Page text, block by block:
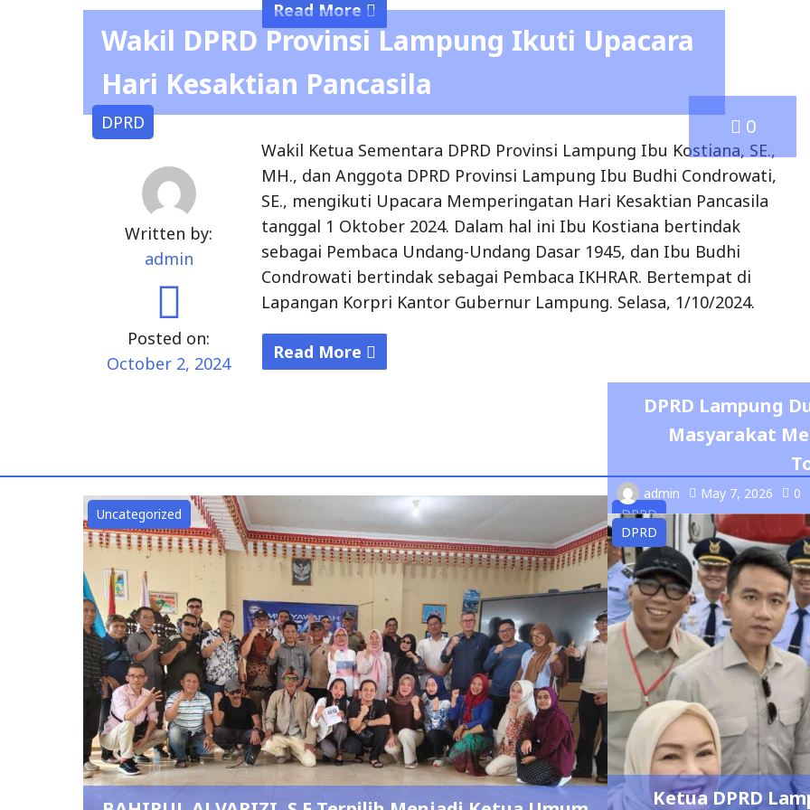
Pimpinan
dan
Anggota
Dewan
Perwakilan
Rakyat
Daerah
Provinsi
Lampung
Periode
2024-
2029"
admin
Posted on:
October 2, 2024
SE., mengikuti Upacara Memperingatan Hari Kesaktian Pancasila
tanggal 1 Oktober 2024. Dalam hal ini Ibu Kostiana bertindak
sebagai Pembaca Undang-Undang Dasar 1945, dan Ibu Budhi
Condrowati bertindak sebagai Pembaca IKHRAR. Bertempat di
Lapangan Korpri Kantor Gubernur Lampung. Selasa, 1/10/2024.
Read More
"Wakil
DPRD
Provinsi
Lampung
Ikuti
Upacara
Hari
Uncategorized
BAHIRUL ALVARIZI, S.E Terpilih Menjadi Ketua Umum
IKBA-SP45TA PERIODE 2026 – 2029
admin July 12, 2026 0
DPRD Lampung
Masyarakat
Ketua DPRD
Presiden RI,
admin May 7, 2026 0
DPRD